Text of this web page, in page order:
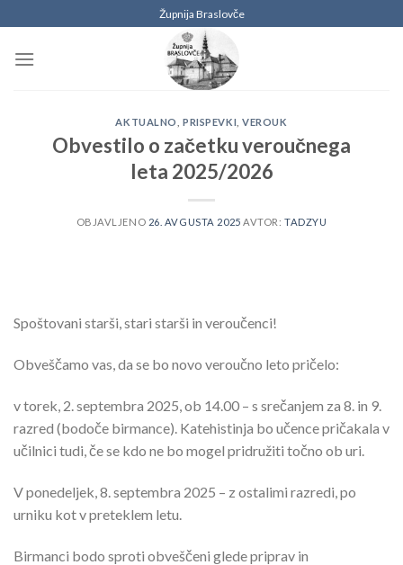
na
vsebino
Župnija Braslovče
AKTUALNO ,PRISPEVKI ,VEROUK
Obvestilo o začetku veroučnega
leta 2025/2026
OBJAVLJENO 26. AVGUSTA 2025 AVTOR:TADZYU
Spoštovani starši, stari starši in veroučenci!
Obveščamo vas, da se bo novo veroučno leto pričelo:
v torek, 2. septembra 2025, ob 14.00 – s srečanjem za 8. in 9.
razred (bodoče birmance). Katehistinja bo učence pričakala v
učilnici tudi, če se kdo ne bo mogel pridružiti točno ob uri.
V ponedeljek, 8. septembra 2025 – z ostalimi razredi, po
urniku kot v preteklem letu.
Birmanci bodo sproti obveščeni glede priprav in